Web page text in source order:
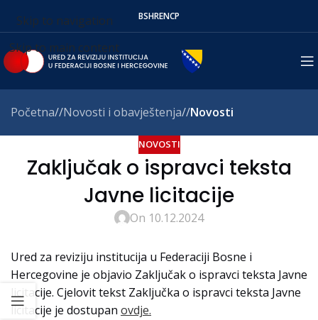
Skip to navigation
Skip to main content
BSHRENСР
Početna/ Novosti i obavještenja/ Novosti
NOVOSTI
Zaključak o ispravci teksta
Javne licitacije
On 10.12.2024
Ured za reviziju institucija u Federaciji Bosne i
Hercegovine je objavio Zaključak o ispravci teksta Javne
licitacije. Cjelovit tekst Zaključka o ispravci teksta Javne
licitacije je dostupan ovdje.